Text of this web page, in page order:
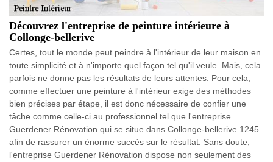
Découvrez l'entreprise de peinture intérieure à
Collonge-bellerive
Certes, tout le monde peut peindre à l'intérieur de leur maison en
toute simplicité et à n'importe quel façon tel qu'il veule. Mais, cela
parfois ne donne pas les résultats de leurs attentes. Pour cela,
comme effectuer une peinture à l'intérieur exige des méthodes
bien précises par étape, il est donc nécessaire de confier une
tâche comme celle-ci au professionnel tel que l'entreprise
Guerdener Rénovation qui se situe dans Collonge-bellerive 1245
afin de rassurer un énorme succès sur le résultat. Sans doute,
l'entreprise Guerdener Rénovation dispose non seulement des